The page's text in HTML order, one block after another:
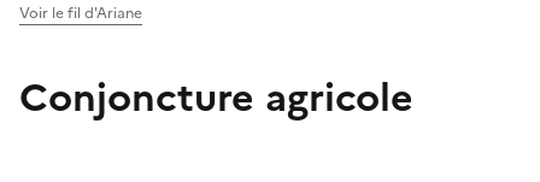
Voir le fil d'Ariane
Conjoncture agricole